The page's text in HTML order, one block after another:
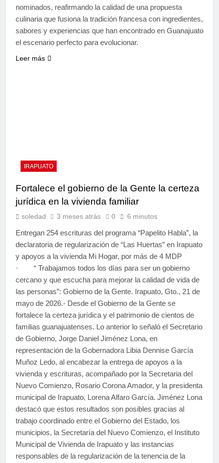
nominados, reafirmando la calidad de una propuesta
culinaria que fusiona la tradición francesa con ingredientes,
sabores y experiencias que han encontrado en Guanajuato
el escenario perfecto para evolucionar.
Leer más
IRAPUATO
Fortalece el gobierno de la Gente la certeza
jurídica en la vivienda familiar
soledad 3 meses atrás 0 6 minutos
Entregan 254 escrituras del programa “Papelito Habla”, la
declaratoria de regularización de “Las Huertas” en Irapuato
y apoyos a la vivienda Mi Hogar, por más de 4 MDP
· “ Trabajamos todos los días para ser un gobierno
cercano y que escucha para mejorar la calidad de vida de
las personas”: Gobierno de la Gente. Irapuato, Gto., 21 de
mayo de 2026.- Desde el Gobierno de la Gente se
fortalece la certeza jurídica y el patrimonio de cientos de
familias guanajuatenses. Lo anterior lo señaló el Secretario
de Gobierno, Jorge Daniel Jiménez Lona, en
representación de la Gobernadora Libia Dennise García
Muñoz Ledo, al encabezar la entrega de apoyos a la
vivienda y escrituras, acompañado por la Secretaria del
Nuevo Comienzo, Rosario Corona Amador, y la presidenta
municipal de Irapuato, Lorena Alfaro García. Jiménez Lona
destacó que estos resultados son posibles gracias al
trabajo coordinado entre el Gobierno del Estado, los
municipios, la Secretaría del Nuevo Comienzo, el Instituto
Municipal de Vivienda de Irapuato y las instancias
responsables de la regularización de la tenencia de la